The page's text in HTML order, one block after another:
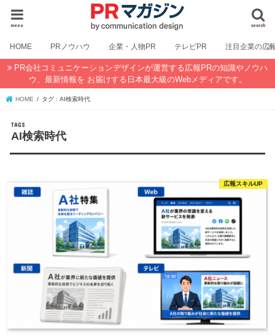
search
menu
HOME PRノウハウ 企業・人物PR テレビPR 注目企業の広
PR会社コミュニケーションデザインが運営する広報PRの知識やノウハ
ウ、最新情報を お届けする日本最大級のWebメディアです。
HOME タグ : AI検索時代
AI検索時代
広報スキルUP